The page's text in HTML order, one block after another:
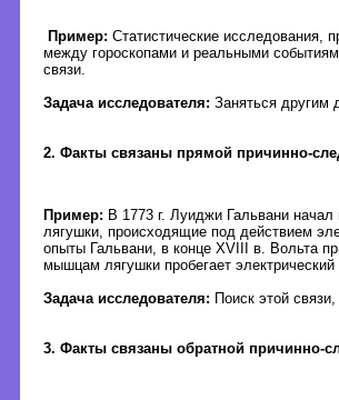
Пример: Статистические исследования,
между гороскопами и реальными
связи.
Задача исследователя: Заняться другим
2. Факты связаны прямой причинно-
Пример: В 1773 г. Луиджи Гальвани
лягушки, происходящие под действием
опыты Гальвани, в конце XVIII в. Вольта
мышцам лягушки пробегает
Задача исследователя: Поиск этой
3. Факты связаны обратной причинно-